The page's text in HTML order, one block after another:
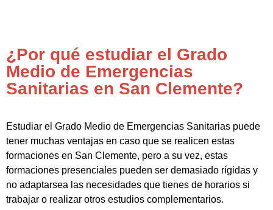
¿Por qué estudiar el Grado
Medio de Emergencias
Sanitarias en San Clemente?
Estudiar el Grado Medio de Emergencias Sanitarias puede
tener muchas ventajas en caso que se realicen estas
formaciones en San Clemente, pero a su vez, estas
formaciones presenciales pueden ser demasiado rígidas y
no adaptarsea las necesidades que tienes de horarios si
trabajar o realizar otros estudios complementarios.